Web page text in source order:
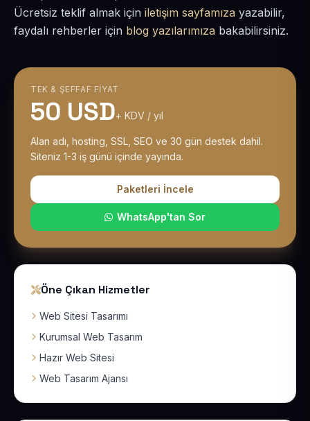
Ücretsiz teklif almak için iletişim sayfamıza yazabilir,
faydalı rehberler için blog yazılarımıza bakabilirsiniz.
TEK & ŞEFFAF FIYAT
50 USD+ KDV / yıl
Alan adı, hosting, SSL, SEO ve 30 gün destek dahil.
Siteniz 1-3 iş günü içinde yayında.
Paketleri İncele
WhatsApp'tan Sor
Öne Çıkan Hizmetler
Web Sitesi Tasarımı
Kurumsal Web Tasarım
Hazır Web Sitesi
Web Tasarım Ajansı